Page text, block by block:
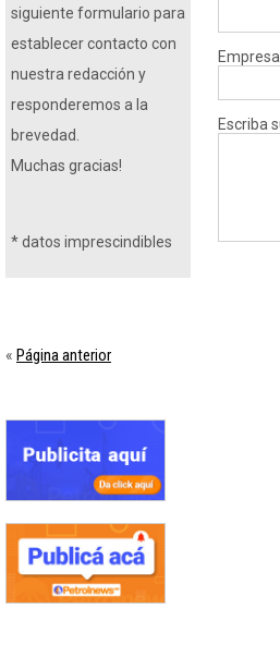
siguiente formulario para
establecer contacto con
nuestra redacción y
responderemos a la
brevedad.
Muchas gracias!
*datos imprescindibles
Empresa
Escriba
« Página anterior